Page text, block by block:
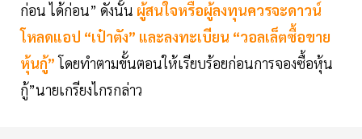
ก่อน ได้ก่อน” ดังนั้น ผู้สนใจหรือผู้ลงทุนควรจะดาวน์
โหลดแอป “เป๋าตัง” และลงทะเบียน “วอลเล็ตซื้อขาย
หุ้นกู้”โดยทำตามขั้นตอนให้เรียบร้อยก่อนการจองซื้อหุ้น
กู้”นายเกรียงไกรกล่าว